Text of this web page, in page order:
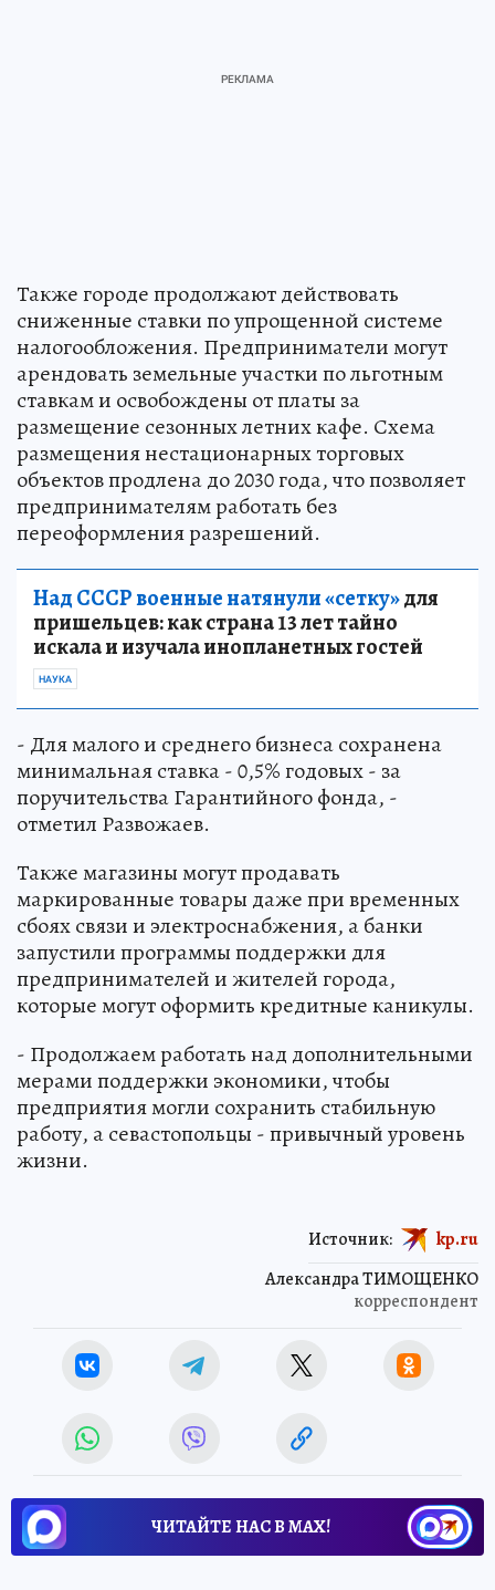
Также городе продолжают действовать
сниженные ставки по упрощенной системе
налогообложения. Предприниматели могут
арендовать земельные участки по льготным
ставкам и освобождены от платы за
размещение сезонных летних кафе. Схема
размещения нестационарных торговых
объектов продлена до 2030 года, что позволяет
предпринимателям работать без
переоформления разрешений.
Над СССР военные натянули «сетку»для
пришельцев: как страна 13 лет тайно
искала и изучала инопланетных гостей
НАУКА
- Для малого и среднего бизнеса сохранена
минимальная ставка - 0,5% годовых - за
поручительства Гарантийного фонда, -
отметил Развожаев.
Также магазины могут продавать
маркированные товары даже при временных
сбоях связи и электроснабжения, а банки
запустили программы поддержки для
предпринимателей и жителей города,
которые могут оформить кредитные каникулы.
- Продолжаем работать над дополнительными
мерами поддержки экономики, чтобы
предприятия могли сохранить стабильную
работу, а севастопольцы - привычный уровень
жизни.
Александра ТИМОЩЕНКО
корреспондент
Источник: kp.ru
ЧИТАЙТЕ НАС В МАХ!